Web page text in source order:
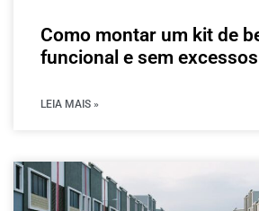
Como montar um kit de
funcional e sem excessos
LEIA MAIS »